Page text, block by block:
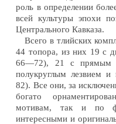
роль в определении
всей культуры эпохи
Центрального Кавказа.
Всего в тлийских
44 топора, из них 19 с
66—72), 21 с прямым
полукруглым лезвием
82). Все они, за
богато
мотивам, так и по
интересными и